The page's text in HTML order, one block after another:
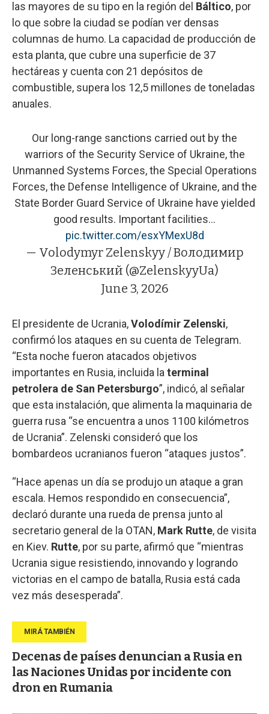
las mayores de su tipo en la región del Báltico, por
lo que sobre la ciudad se podían ver densas
columnas de humo. La capacidad de producción de
esta planta, que cubre una superficie de 37
hectáreas y cuenta con 21 depósitos de
combustible, supera los 12,5 millones de toneladas
anuales.
Our long-range sanctions carried out by the
warriors of the Security Service of Ukraine, the
Unmanned Systems Forces, the Special Operations
Forces, the Defense Intelligence of Ukraine, and the
State Border Guard Service of Ukraine have yielded
good results. Important facilities…
pic.twitter.com/esxYMexU8d
— Volodymyr Zelenskyy / Володимир
Зеленський (@ZelenskyyUa)
June 3, 2026
El presidente de Ucrania,Volodímir Zelenski,
confirmó los ataques en su cuenta de Telegram.
“Esta noche fueron atacados objetivos
importantes en Rusia, incluida la terminal
petrolera de San Petersburgo”, indicó, al señalar
que esta instalación, que alimenta la maquinaria de
guerra rusa “se encuentra a unos 1100 kilómetros
de Ucrania”. Zelenski consideró que los
bombardeos ucranianos fueron “ataques justos”.
“Hace apenas un día se produjo un ataque a gran
escala. Hemos respondido en consecuencia”,
declaró durante una rueda de prensa junto al
secretario general de la OTAN, Mark Rutte, de visita
en Kiev. Rutte, por su parte, afirmó que “mientras
Ucrania sigue resistiendo, innovando y logrando
victorias en el campo de batalla, Rusia está cada
vez más desesperada”.
Decenas de países denuncian a Rusia en
las Naciones Unidas por incidente con
dron en Rumania